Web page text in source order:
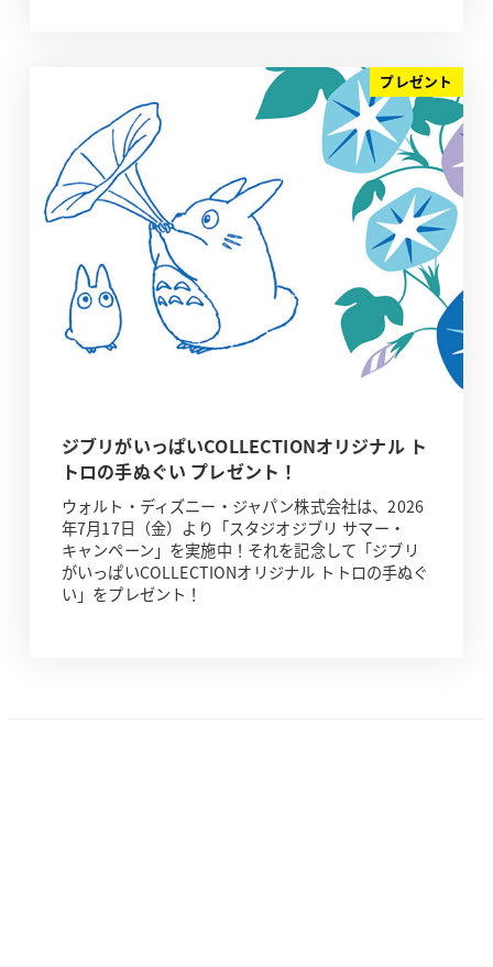
プレゼント
ジブリがいっぱいCOLLECTIONオリジナル ト
トロの手ぬぐい プレゼント！
ウォルト・ディズニー・ジャパン株式会社は、2026
年7月17日（金）より「スタジオジブリ サマー・
キャンペーン」を実施中！それを記念して「ジブリ
がいっぱいCOLLECTIONオリジナル トトロの手ぬぐ
い」をプレゼント！